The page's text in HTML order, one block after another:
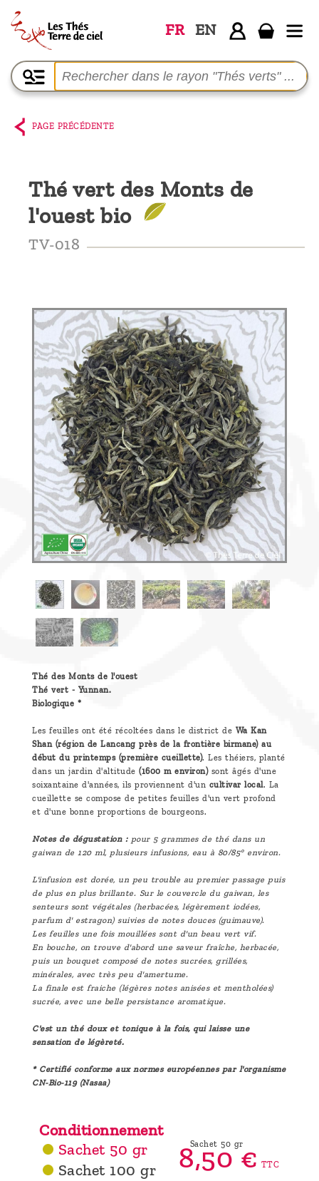
FR EN
Accueil
La
boutique
Parmi les
producteurs,
nous ?
Découvrir
le thé
Pu'Erh
Comment
infuser
votre thé
Contactez-
nous !
PAGE PRÉCÉDENTE
Thé vert des Monts de
l'ouest bio
TV-018
Thé des Monts de l'ouest
Thé vert - Yunnan.
Biologique *
Les feuilles ont été récoltées dans le district de Wa Kan
Shan (région de Lancang près de la frontière birmane) au
début du printemps (première cueillette). Les théiers, planté
dans un jardin d'altitude (1600 m environ)sont âgés d'une
soixantaine d'années, ils proviennent d'un cultivar local. La
cueillette se compose de petites feuilles d'un vert profond
et d'une bonne proportions de bourgeons.
Notes de dégustation : pour 5 grammes de thé dans un
gaiwan de 120 ml, plusieurs infusions, eau à 80/85° environ.
L'infusion est dorée, un peu trouble au premier passage puis
de plus en plus brillante. Sur le couvercle du gaiwan, les
senteurs sont végétales (herbacées, légèrement iodées,
parfum d' estragon) suivies de notes douces (guimauve).
Les feuilles une fois mouillées sont d'un beau vert vif.
En bouche, on trouve d'abord une saveur fraîche, herbacée,
puis un bouquet composé de notes sucrées, grillées,
minérales, avec très peu d'amertume.
La finale est fraiche (légères notes anisées et mentholées)
sucrée, avec une belle persistance aromatique.
C'est un thé doux et tonique à la fois, qui laisse une
sensation de légèreté.
* Certifié conforme aux normes européennes par l'organisme
CN-Bio-119 (Nasaa)
Conditionnement
Sachet 50 gr
Sachet 100 gr
Sachet 50 gr
8,50€ TTC